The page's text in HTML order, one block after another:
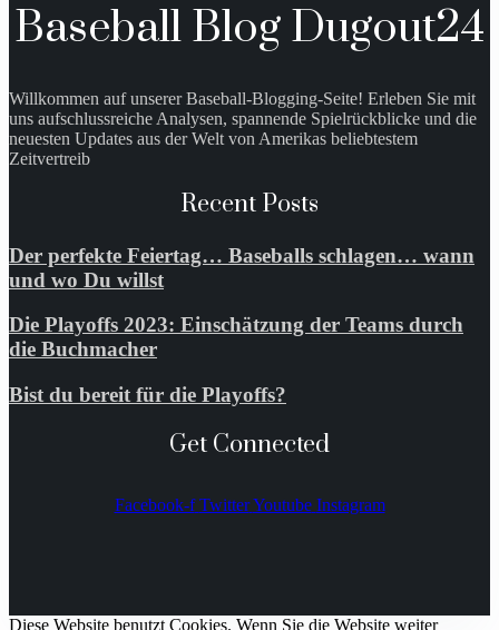
Baseball Blog Dugout24
Willkommen auf unserer Baseball-Blogging-Seite! Erleben Sie mit
uns aufschlussreiche Analysen, spannende Spielrückblicke und die
neuesten Updates aus der Welt von Amerikas beliebtestem
Zeitvertreib
Recent Posts
Der perfekte Feiertag… Baseballs schlagen… wann
und wo Du willst
Die Playoffs 2023: Einschätzung der Teams durch
die Buchmacher
Bist du bereit für die Playoffs?
Get Connected
Facebook-f Twitter Youtube Instagram
Diese Website benutzt Cookies. Wenn Sie die Website weiter